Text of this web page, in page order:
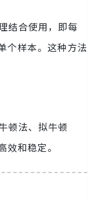
结合使用，即每
个样本。这种方法
顿法、拟牛顿
和稳定。